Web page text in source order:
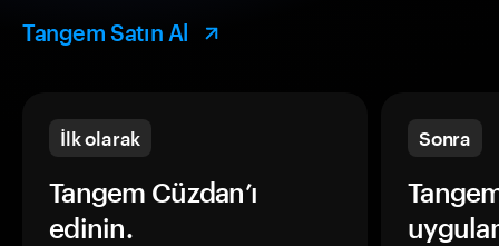
Tangem Satın Al
İlk olarak
Tangem Cüzdan’ı
edinin.
Sonra